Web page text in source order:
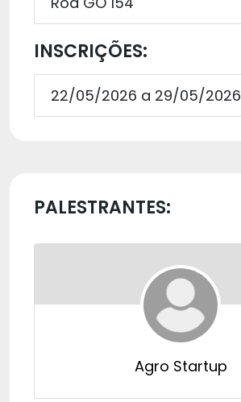
INSCRIÇÕES:
22/05/2026 a 29/05/2026
PALESTRANTES:
Agro Startup